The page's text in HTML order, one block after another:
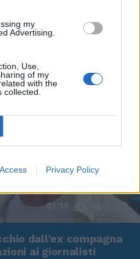
my
Advertising.
Use,
of my
with the
Privacy Policy
01:16
dall'ex compagna
ai giornalisti